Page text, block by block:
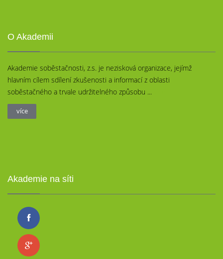
O Akademii
Akademie soběstačnosti, z.s. je nezisková organizace, jejímž
hlavním cílem sdílení zkušenosti a informací z oblasti
soběstačného a trvale udržitelného způsobu ...
více
Akademie na síti